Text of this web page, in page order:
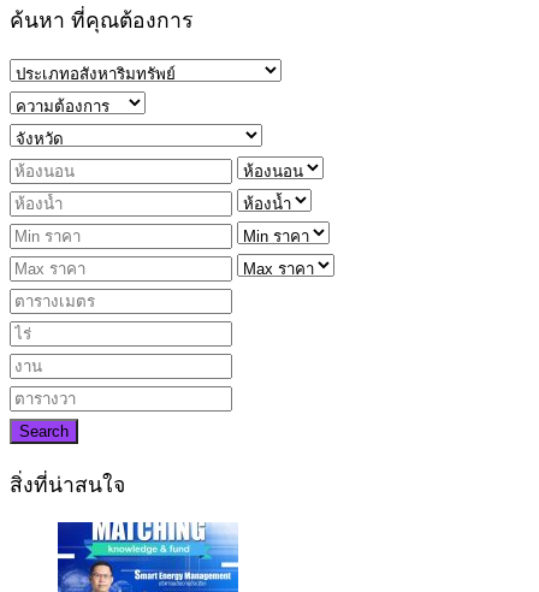
ค้นหา ที่คุณต้องการ
Search
สิ่งที่น่าสนใจ